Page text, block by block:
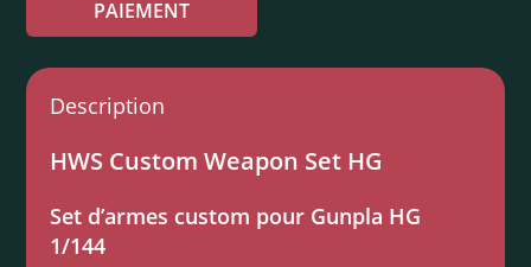
PAIEMENT
Description
HWS Custom Weapon Set HG
Set d’armes custom pour Gunpla HG
1/144